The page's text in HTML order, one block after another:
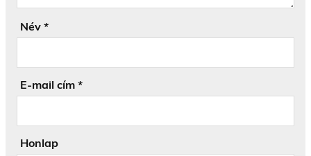
Név *
E-mail cím *
Honlap